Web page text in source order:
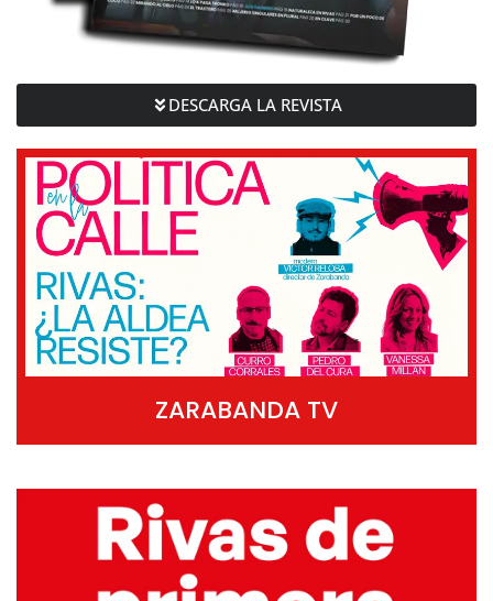
DESCARGA LA REVISTA
ZARABANDA TV